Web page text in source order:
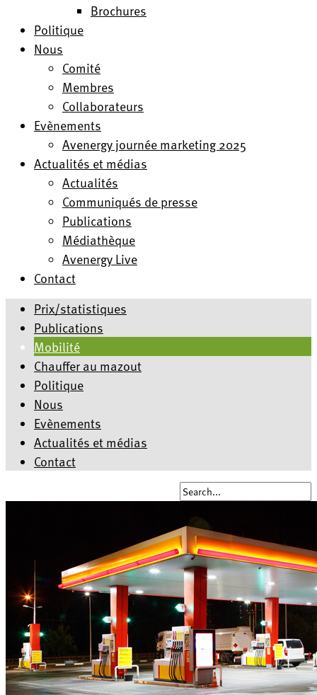
Brochures
Politique
Nous
Comité
Membres
Collaborateurs
Evènements
Avenergy journée marketing 2025
Actualités et médias
Actualités
Communiqués de presse
Publications
Médiathèque
Avenergy Live
Contact
Prix/statistiques
Publications
Mobilité
Chauffer au mazout
Politique
Nous
Evènements
Actualités et médias
Contact